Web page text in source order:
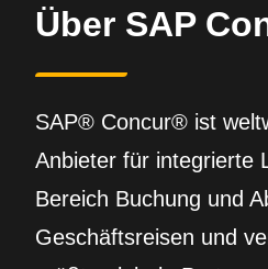
Über SAP
SAP® Concur® ist
Anbieter für integrierte
Bereich Buchung und
Geschäftsreisen und